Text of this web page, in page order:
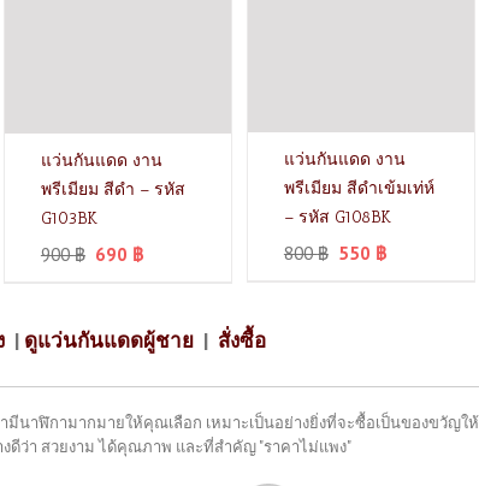
แว่นกันแดด งาน
พรีเมียม สีดำ – รหัส
G103BK
900฿ 690 ฿
แว่นกันแดด งาน
พรีเมียม สีดำเข้มเท่ห์
– รหัส G108BK
800฿ 550 ฿
| ดูแว่นกันแดดผู้ชาย | สั่งซื้อ
นาฬิกามากมายให้คุณเลือก เหมาะเป็นอย่างยิ่งที่จะซื้อเป็นของขวัญใ
ดีว่า สวยงาม ได้คุณภาพ และที่สำคัญ "ราคาไม่แพง"